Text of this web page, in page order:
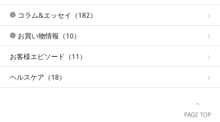
コラム&エッセイ（182）
お買い物情報（10）
お客様エピソード（11）
ヘルスケア（18）